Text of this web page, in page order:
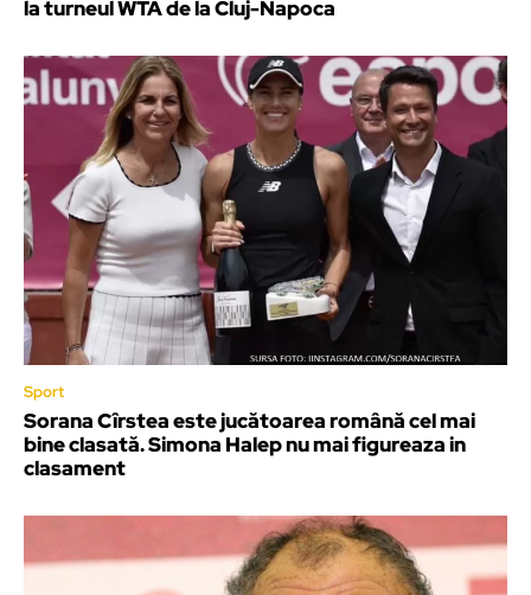
la turneul WTA de la Cluj-Napoca
Sport
Sorana Cîrstea este jucătoarea română cel mai
bine clasată. Simona Halep nu mai figureaza in
clasament